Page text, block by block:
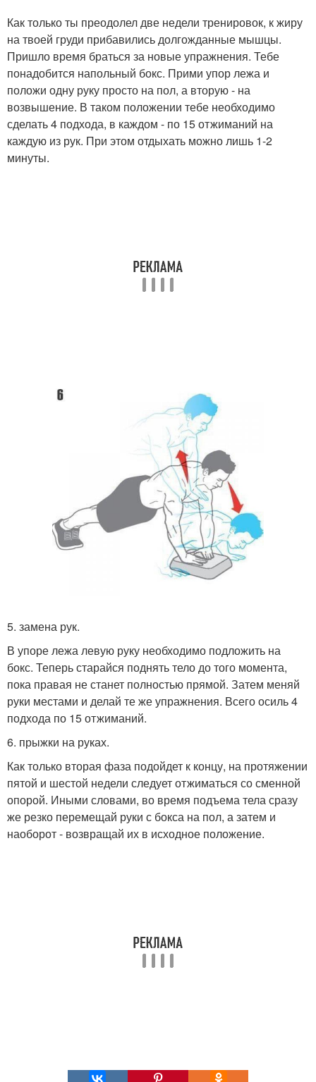
Как только ты преодолел две недели тренировок, к жиру
на твоей груди прибавились долгожданные мышцы.
Пришло время браться за новые упражнения. Тебе
понадобится напольный бокс. Прими упор лежа и
положи одну руку просто на пол, а вторую - на
возвышение. В таком положении тебе необходимо
сделать 4 подхода, в каждом - по 15 отжиманий на
каждую из рук. При этом отдыхать можно лишь 1-2
минуты.
5. замена рук.
В упоре лежа левую руку необходимо подложить на
бокс. Теперь старайся поднять тело до того момента,
пока правая не станет полностью прямой. Затем меняй
руки местами и делай те же упражнения. Всего осиль 4
подхода по 15 отжиманий.
6. прыжки на руках.
Как только вторая фаза подойдет к концу, на протяжении
пятой и шестой недели следует отжиматься со сменной
опорой. Иными словами, во время подъема тела сразу
же резко перемещай руки с бокса на пол, а затем и
наоборот - возвращай их в исходное положение.